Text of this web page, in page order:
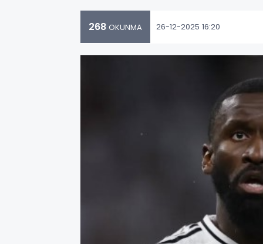
268 OKUNMA 26-12-2025 16:20